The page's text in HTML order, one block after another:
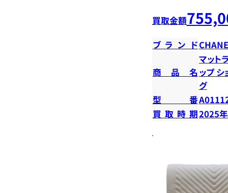
買取金額
ブランド
商品名
マット
ップ シ
グ
型番
買取時期2025